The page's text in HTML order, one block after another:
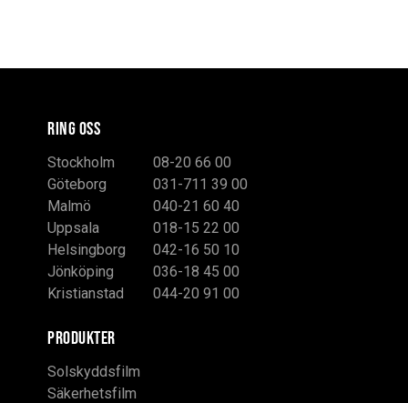
RING OSS
Stockholm
08-20 66 00
Göteborg
031-711 39 00
Malmö
040-21 60 40
Uppsala
018-15 22 00
Helsingborg
042-16 50 10
Jönköping
036-18 45 00
Kristianstad
044-20 91 00
PRODUKTER
Solskyddsfilm
Säkerhetsfilm